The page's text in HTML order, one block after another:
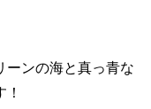
ーンの海と真っ青な